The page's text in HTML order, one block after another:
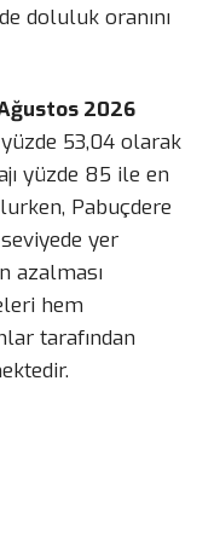
doluluk oranını
2026
53,04 olarak
yüzde 85 ile en
Pabuçdere
yer
azalması
hem
tarafından